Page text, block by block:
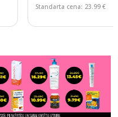
Standarta cena: 23.99 €